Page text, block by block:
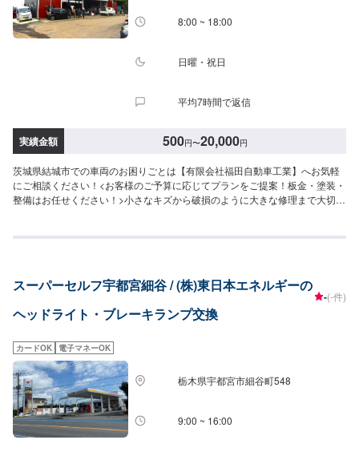
8:00 ~ 18:00
日曜・祝日
平均7時間で返信
実績金額 500円〜20,000円
茨城県結城市での車両のお困りごとは【有限会社福田自動車工業】へお気軽
にご相談ください！<お客様のご予算に応じてプランをご提案！板金・塗装・
整備はお任せください！>小さなキズから破損のように大きな修理まで大切な
きし、最適な施工方法をご提案しますので、お気軽にお問い合わせ下さい。
～2日程度で納車となります。(要相談)納期は前後する場合がございます。予
めご了承ください。-----代車について-----代車をご用意しています。お車の作
業中は代車をご利用ください。※代車の燃料代はお客様にご負担いただいてお
ださい。駐車スペースは事務所前の空いているスペースに駐車してくださ
い。受付はスタッフへ「メンテモで予約しました」とお伝えください。ご案
内いたします。【定休日・営業時間】定休日：日曜、祝日営業時間：
8:00~18:00
スーパーセルフ宇都宮細谷 / (株)東日本エネルギーの
ヘッドライト・ブレーキランプ交換
-(-件)
カードOK 電子マネーOK
栃木県宇都宮市細谷町548
9:00 ~ 16:00